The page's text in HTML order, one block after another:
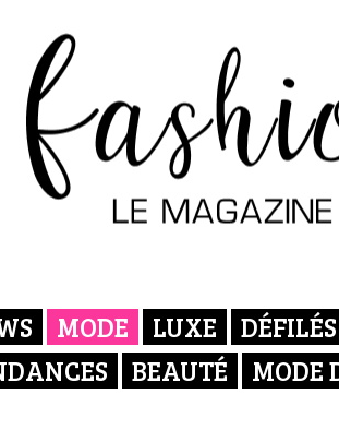
MODE LUXE DÉFILÉS
BEAUTÉ MODE